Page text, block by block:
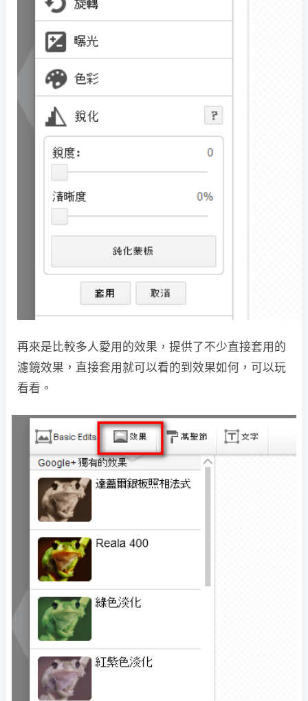
再來是比較多人愛用的效果，提供了不少直接套用的
濾鏡效果，直接套用就可以看的到效果如何，可以玩
看看。